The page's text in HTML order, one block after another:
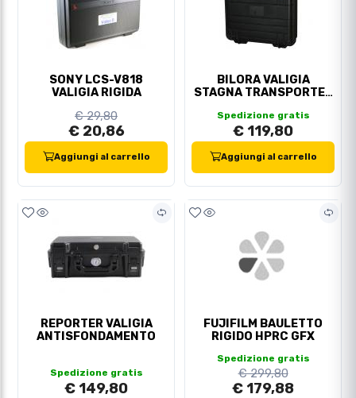
SONY LCS-V818
VALIGIA RIGIDA
€ 29,80
€ 20,86
Aggiungi al carrello
BILORA VALIGIA
STAGNA TRANSPORTER
Spedizione gratis
€ 119,80
Aggiungi al carrello
REPORTER VALIGIA
ANTISFONDAMENTO
Spedizione gratis
€ 149,80
FUJIFILM BAULETTO
RIGIDO HPRC GFX
Spedizione gratis
€ 299,80
€ 179,88